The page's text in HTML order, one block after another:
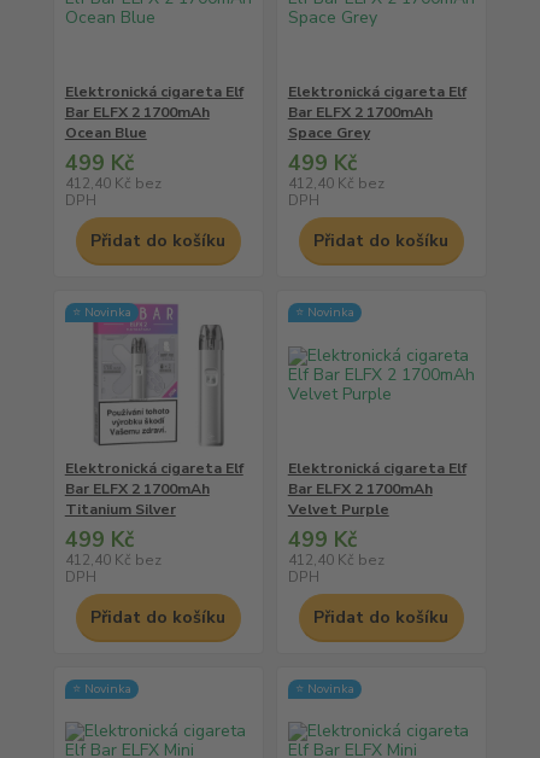
Elektronická cigareta Elf
Bar ELFX 2 1700mAh
Ocean Blue
499 Kč
412,40 Kč bez
DPH
Přidat do košíku
Elektronická cigareta Elf
Bar ELFX 2 1700mAh
Space Grey
499 Kč
412,40 Kč bez
DPH
Přidat do košíku
⭐ Novinka
Elektronická cigareta Elf
Bar ELFX 2 1700mAh
Titanium Silver
499 Kč
412,40 Kč bez
DPH
Přidat do košíku
⭐ Novinka
Elektronická cigareta Elf
Bar ELFX 2 1700mAh
Velvet Purple
499 Kč
412,40 Kč bez
DPH
Přidat do košíku
⭐ Novinka ⭐ Novinka